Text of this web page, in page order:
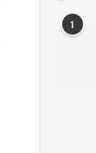
1